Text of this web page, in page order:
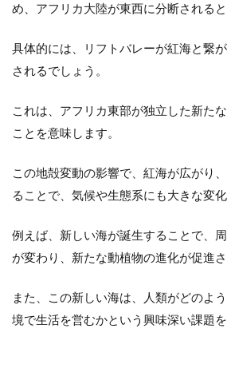
め、アフリカ大陸が東西に分断されると
具体的には、リフトバレーが紅海と繋
されるでしょう。
これは、アフリカ東部が独立した新た
ことを意味します。
この地殻変動の影響で、紅海が広がり
ることで、気候や生態系にも大きな変化
例えば、新しい海が誕生することで、
が変わり、新たな動植物の進化が促進さ
また、この新しい海は、人類がどのよ
境で生活を営むかという興味深い課題を